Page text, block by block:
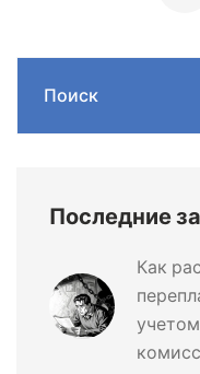
Поиск
Последние
Как